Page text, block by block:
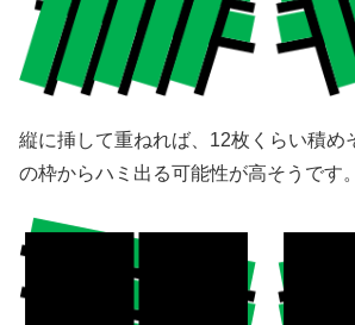
縦に挿して重ねれば、12枚くらい積め
の枠からハミ出る可能性が高そうです。